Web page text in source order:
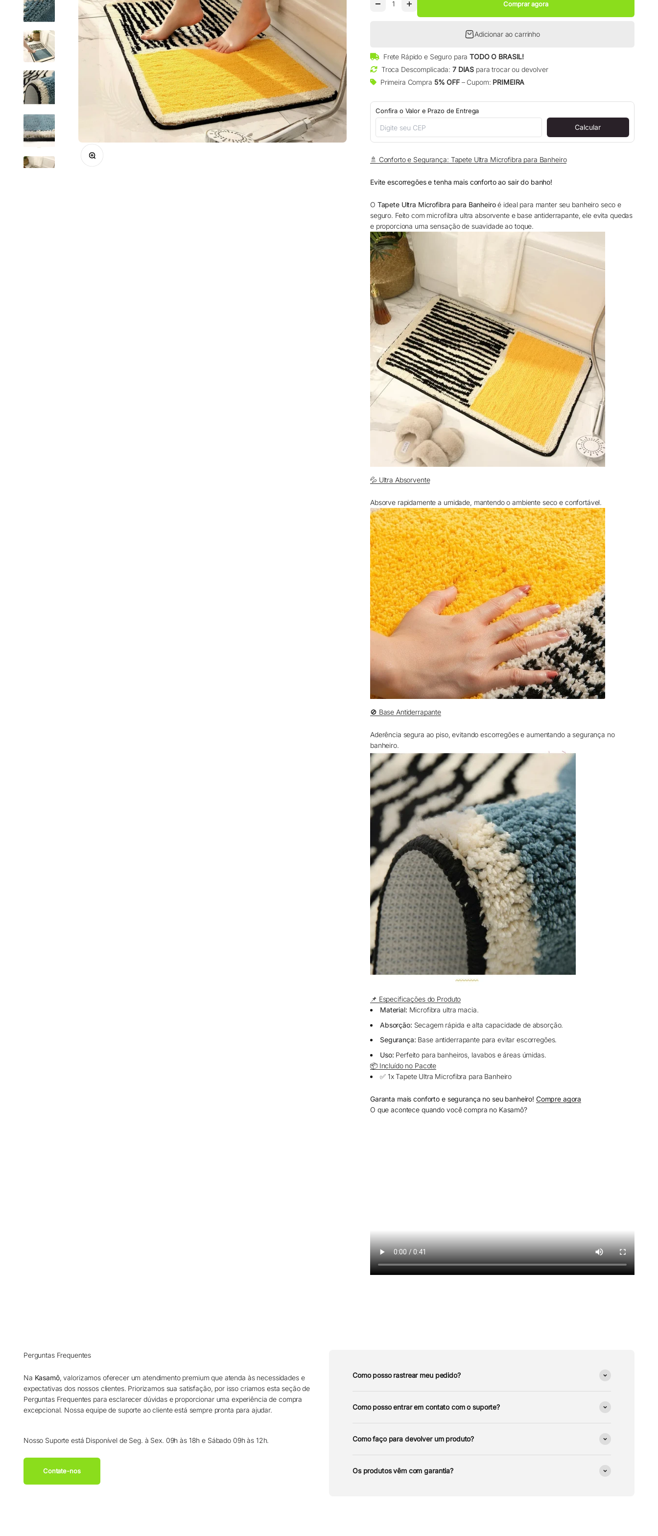
Zoom na imagem
Comprar agora
Adicionar ao carrinho
Frete Rápido e Seguro paraTODO O BRASIL!
Troca Descomplicada: 7 DIAS para trocar ou devolver
Primeira Compra 5% OFF– Cupom: PRIMEIRA
Confira o Valor e Prazo de Entrega
Calcular
🚿 Conforto e Segurança: Tapete Ultra Microfibra para Banheiro
Evite escorregões e tenha mais conforto ao sair do banho!
O Tapete Ultra Microfibra para Banheiroé ideal para manter seu banheiro seco e
seguro. Feito com microfibra ultra absorvente e base antiderrapante, ele evita quedas
e proporciona uma sensação de suavidade ao toque.
💦 Ultra Absorvente
Absorve rapidamente a umidade, mantendo o ambiente seco e confortável.
🚫 Base Antiderrapante
Aderência segura ao piso, evitando escorregões e aumentando a segurança no
banheiro.
📌 Especificações do Produto
Material: Microfibra ultra macia.
Absorção: Secagem rápida e alta capacidade de absorção.
Segurança: Base antiderrapante para evitar escorregões.
Uso: Perfeito para banheiros, lavabos e áreas úmidas.
📦 Incluído no Pacote
✅ 1x Tapete Ultra Microfibra para Banheiro
Garanta mais conforto e segurança no seu banheiro! Compre agora
O que acontece quando você compra no Kasamô?
Perguntas Frequentes
Na Kasamô, valorizamos oferecer um atendimento premium que atenda às necessidades e
expectativas dos nossos clientes. Priorizamos sua satisfação, por isso criamos esta seção de
Perguntas Frequentes para esclarecer dúvidas e proporcionar uma experiência de compra
excepcional. Nossa equipe de suporte ao cliente está sempre pronta para ajudar.
Nosso Suporte está Disponível de Seg. à Sex. 09h às 18h e Sábado 09h às 12h.
Contate-nos
Como posso rastrear meu pedido?
Como posso entrar em contato com o suporte?
Como faço para devolver um produto?
Os produtos vêm com garantia?